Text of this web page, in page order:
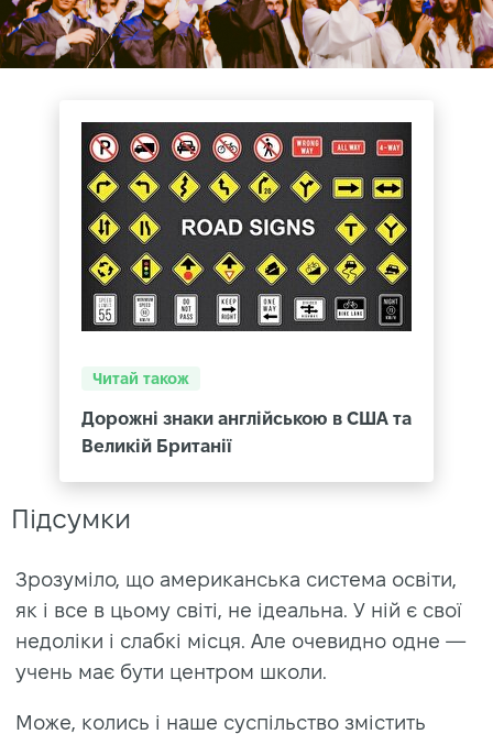
Читай також
Дорожні знаки англійською в США та
Великій Британії
Підсумки
Зрозуміло, що американська система освіти,
як і все в цьому світі, не ідеальна. У ній є свої
недоліки і слабкі місця. Але очевидно одне —
учень має бути центром школи.
Може, колись і наше суспільство змістить